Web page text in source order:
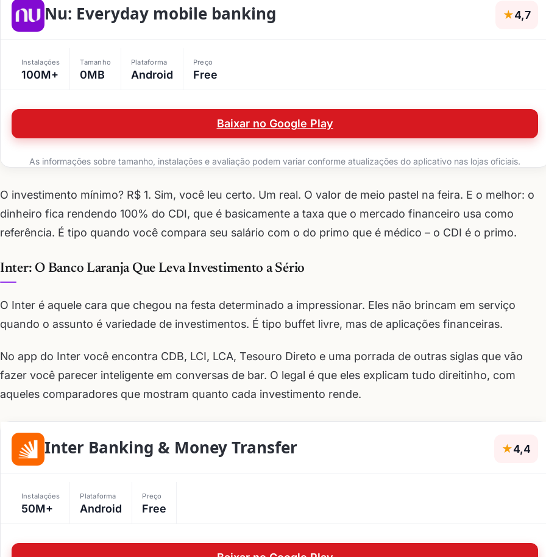
Nu: Everyday mobile banking ★4,7
Instalações
100M+
Tamanho
0MB
Plataforma
Android
Preço
Free
Baixar no Google Play
As informações sobre tamanho, instalações e avaliação podem variar conforme atualizações do aplicativo nas lojas oficiais.
O investimento mínimo? R$ 1. Sim, você leu certo. Um real. O valor de meio pastel na feira. E o melhor: o
dinheiro fica rendendo 100% do CDI, que é basicamente a taxa que o mercado financeiro usa como
referência. É tipo quando você compara seu salário com o do primo que é médico – o CDI é o primo.
Inter: O Banco Laranja Que Leva Investimento a Sério
O Inter é aquele cara que chegou na festa determinado a impressionar. Eles não brincam em serviço
quando o assunto é variedade de investimentos. É tipo buffet livre, mas de aplicações financeiras.
No app do Inter você encontra CDB, LCI, LCA, Tesouro Direto e uma porrada de outras siglas que vão
fazer você parecer inteligente em conversas de bar. O legal é que eles explicam tudo direitinho, com
aqueles comparadores que mostram quanto cada investimento rende.
Inter Banking & Money Transfer ★4,4
Instalações
50M+
Plataforma
Android
Preço
Free